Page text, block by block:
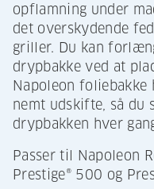
opflamning under
det overskydende
griller. Du kan
drypbakke ved at
Napoleon foliebakke
nemt udskifte, så du
drypbakken hver
Passer til Napoleon
Prestige® 500 og